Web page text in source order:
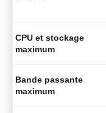
CPU et stockage
maximum
Bande passante
maximum